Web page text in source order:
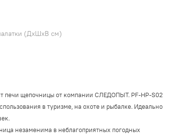
(ДхШхВ см)
печи щепочницы от компании СЛЕДОПЫТ. PF-HP-S02
в туризме, на охоте и рыбалке. Идеально
незаменима в неблагоприятных погодных